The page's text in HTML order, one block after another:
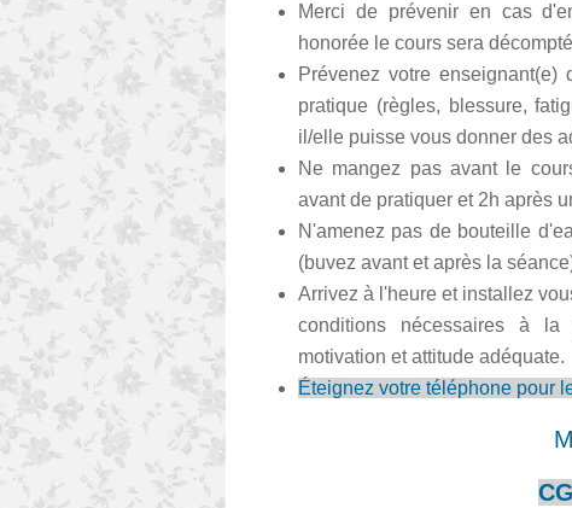
Merci de prévenir en cas
honorée le cours sera
Prévenez votre
pratique (règles, blessure,
il/elle puisse vous donner des
Ne mangez pas avant le
avant de pratiquer et 2h après
N'amenez pas de bouteille
(buvez avant et après la
Arrivez à l'heure et installez
conditions nécessaires à la
motivation et attitude adéquate.
Éteignez votre téléphone pour